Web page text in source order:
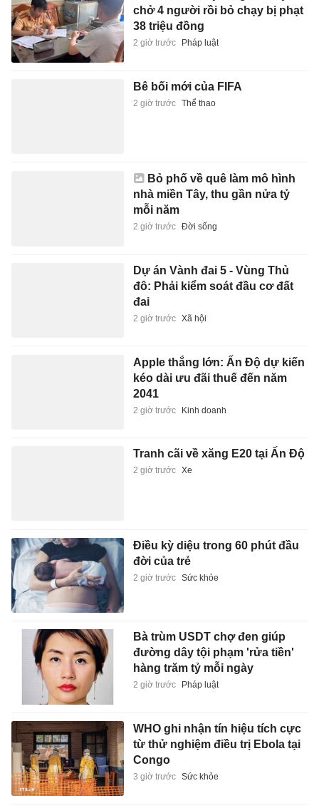
chở 4 người rồi bỏ chạy bị phạt
38 triệu đồng
2 giờ trước Pháp luật
Bê bối mới của FIFA
2 giờ trước Thể thao
Bỏ phố về quê làm mô hình
nhà miền Tây, thu gần nửa tỷ
mỗi năm
2 giờ trước Đời sống
Dự án Vành đai 5 - Vùng Thủ
đô: Phải kiểm soát đầu cơ đất
đai
2 giờ trước Xã hội
Apple thắng lớn: Ấn Độ dự kiến
kéo dài ưu đãi thuế đến năm
2041
2 giờ trước Kinh doanh
Tranh cãi về xăng E20 tại Ấn Độ
2 giờ trước Xe
Điều kỳ diệu trong 60 phút đầu
đời của trẻ
2 giờ trước Sức khỏe
Bà trùm USDT chợ đen giúp
đường dây tội phạm 'rửa tiền'
hàng trăm tỷ mỗi ngày
2 giờ trước Pháp luật
WHO ghi nhận tín hiệu tích cực
từ thử nghiệm điều trị Ebola tại
Congo
3 giờ trước Sức khỏe